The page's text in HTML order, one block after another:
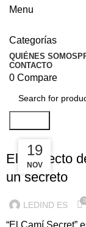
Menu
Categorías
QUIÉNES SOMOS
CONTACTO
0 Compare
02
DIC
El proyecto
un secreto
LEDIND ES 0
“El Camí Secret”
19
NOV